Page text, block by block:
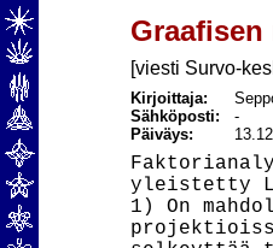
[viesti Survo-
Kirjoittaja:
Sähköposti: -
Päiväys:
yleistetty
1) On